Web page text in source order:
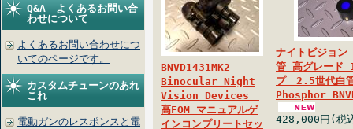
Q&A よくあるお問い合
わせについて
よくあるお問い合わせにつ
いてのページです。
カスタムチューンのあれ
これ
電動ガンのレスポンスと電
BNVD1431MK2
Binocular Night
Vision Devices
高FOM マニュアルゲ
インコンプリートセッ
ナイトビジョ
管 高グレード
プ 2.5世代白
Phosphor
428,000円(税